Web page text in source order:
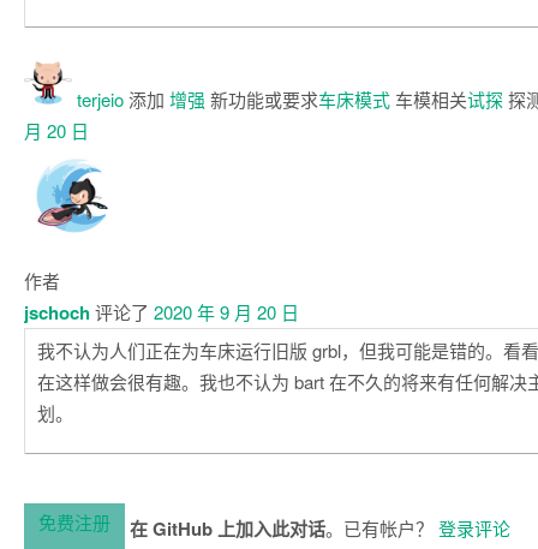
terjeio添加 增强 新功能或要求车床模式 车模相关试探 探
月 20 日
作者
jschoch评论了 2020 年 9 月 20 日
我不认为人们正在为车床运行旧版 grbl，但我可能是错的。看
在这样做会很有趣。我也不认为 bart 在不久的将来有任何解决
划。
免费注册 在 GitHub 上加入此对话。已有帐户？ 登录评论